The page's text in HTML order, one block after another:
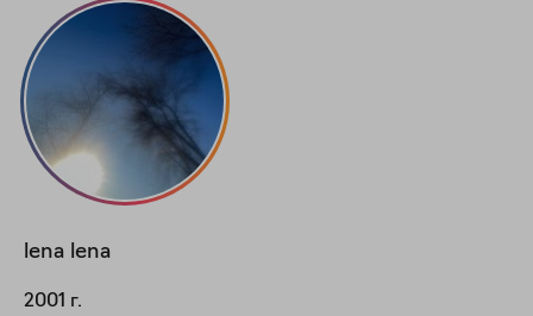
lena lena
2001 г.